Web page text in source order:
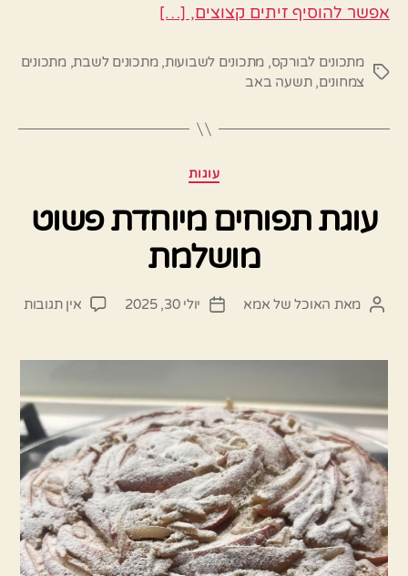
אפשר להוסיף זיתים קצוצים, […]
תגיות
מתכונים לבורקס, מתכונים לשבועות,מתכונים לשבת,מתכונים
צמחונים,תשעה באב
קטגוריותעוגות
עוגת תפוחים מיוחדת פשוט
מושלמת
המחבר
מאת האוכל של אמא
תאריך
יולי 30, 2025 אין תגובות